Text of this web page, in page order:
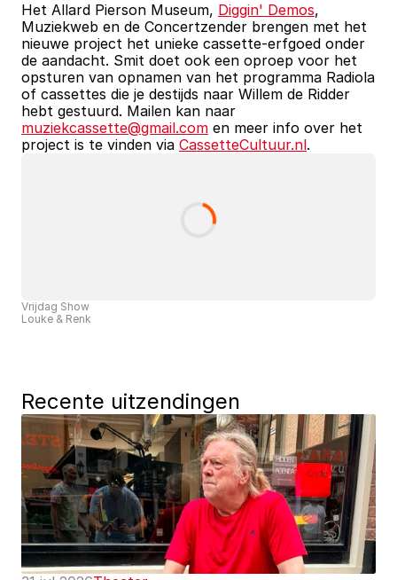
Het Allard Pierson Museum, Diggin' Demos,
Muziekweb en de Concertzender brengen met het
nieuwe project het unieke cassette-erfgoed onder
de aandacht. Smit doet ook een oproep voor het
opsturen van opnamen van het programma Radiola
of cassettes die je destijds naar Willem de Ridder
muziekcassette@gmail.com en meer info over het
project is te vinden via CassetteCultuur.nl.
Vrijdag Show
Louke & Renk
Recente uitzendingen